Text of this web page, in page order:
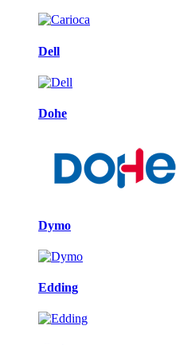
Dell
Dohe
Dymo
Edding